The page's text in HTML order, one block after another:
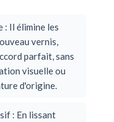
pour une action
de matériel.
: Il élimine les
vernis,
parfait, sans
visuelle ou
d'origine.
: En lissant